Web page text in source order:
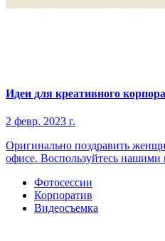
Идеи для креативного
2 февр. 2023 г.
Оригинально поздравить
офисе. Воспользуйтесь нашими
Фотосессии
Корпоратив
Видеосъемка